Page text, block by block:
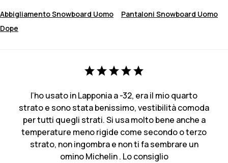
Abbigliamento Snowboard Uomo
Pantaloni Snowboard Uomo
Dope
l’ho usato in Lapponia a -32, era il mio quarto
strato e sono stata benissimo, vestibilità comoda
per tutti quegli strati. Si usa molto bene anche a
temperature meno rigide come secondo o terzo
strato, non ingombra e non ti fa sembrare un
omino Michelin . Lo consiglio